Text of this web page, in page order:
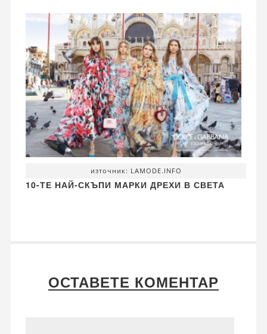
източник: LAMODE.INFO
10-ТЕ НАЙ-СКЪПИ МАРКИ ДРЕХИ В СВЕТА
ОСТАВЕТЕ КОМЕНТАР